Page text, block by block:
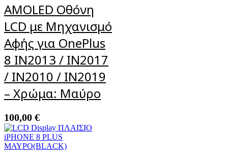
AMOLED Οθόνη
LCD με Μηχανισμό
Αφής για OnePlus
8 IN2013 / IN2017
/ IN2010 / IN2019
– Χρώμα: Μαύρο
100,00 €